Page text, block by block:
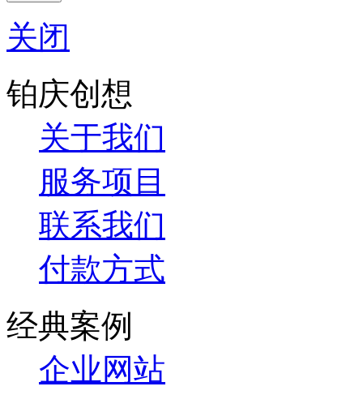
关闭
铂庆创想
关于我们
服务项目
联系我们
付款方式
经典案例
企业网站